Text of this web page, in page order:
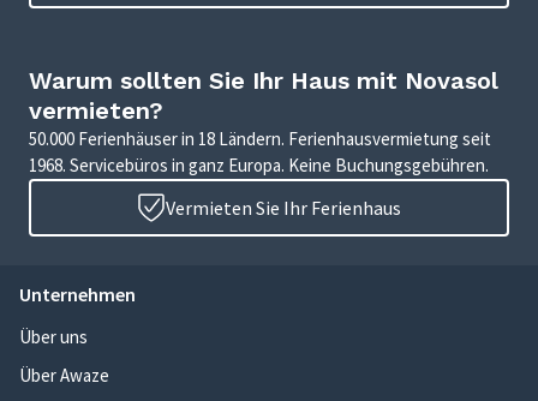
Warum sollten Sie Ihr Haus mit Novasol
vermieten?
50.000 Ferienhäuser in 18 Ländern. Ferienhausvermietung seit
1968. Servicebüros in ganz Europa. Keine Buchungsgebühren.
Vermieten Sie Ihr Ferienhaus
Unternehmen
Über uns
Über Awaze